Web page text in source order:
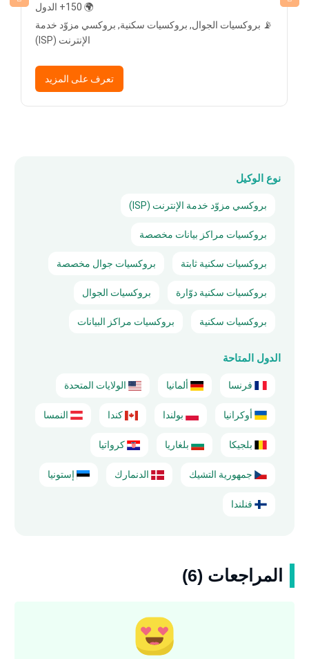
🌍 150+ الدول
📡 بروكسيات الجوال, بروكسيات سكنية, بروكسي مزوّد خدمة
الإنترنت (ISP)
تعرف على المزيد
نوع الوكيل
بروكسي مزوّد خدمة الإنترنت (ISP)
بروكسيات مراكز بيانات مخصصة
بروكسيات سكنية ثابتة بروكسيات جوال مخصصة
بروكسيات سكنية دوّارة بروكسيات الجوال
بروكسيات سكنية بروكسيات مراكز البيانات
الدول المتاحة
فرنسا ألمانيا الولايات المتحدة
أوكرانيا بولندا كندا النمسا
بلجيكا بلغاريا كرواتيا
جمهورية التشيك الدنمارك إستونيا
فنلندا
المراجعات (6)